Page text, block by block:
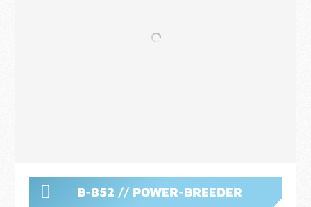
B-852 // POWER-BREEDER